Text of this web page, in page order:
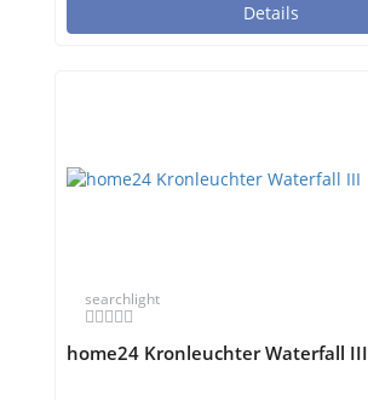
Details
searchlight
home24 Kronleuchter Waterfall III